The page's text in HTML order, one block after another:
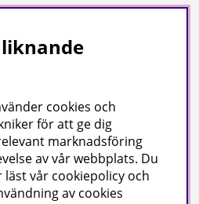
och hygienprodukter.
liknande
cookies och
för att ge dig
marknadsföring
av vår webbplats. Du
vår cookiepolicy och
av cookies